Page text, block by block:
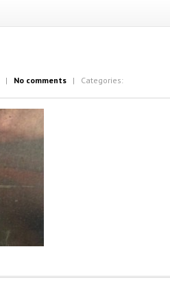
| No comments | Categories: